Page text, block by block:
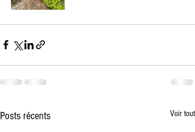
Posts récents Voir tout